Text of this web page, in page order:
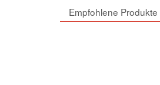
Empfohlene Produkte